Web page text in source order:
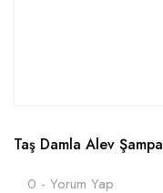
Taş Damla Alev
0 - Yorum Yap